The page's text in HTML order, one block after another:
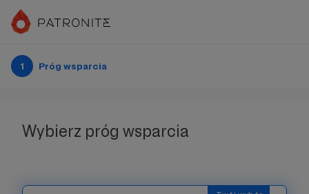
1 Próg wsparcia
Wybierz próg wsparcia